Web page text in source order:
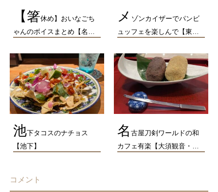
【箸休め】おいなごち
ゃんのボイスまとめ【名…
メ ゾンカイザーでパンビ
ュッフェを楽しんで【東…
池下タコスのナチョス
【池下】
名 古屋刀剣ワールドの和
カフェ有楽【大須観音・…
コメント